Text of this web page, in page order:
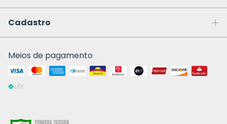
Cadastro
Meios de pagamento